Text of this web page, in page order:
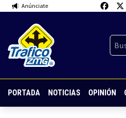
Anúnciate
PORTADA NOTICIAS OPINIÓN